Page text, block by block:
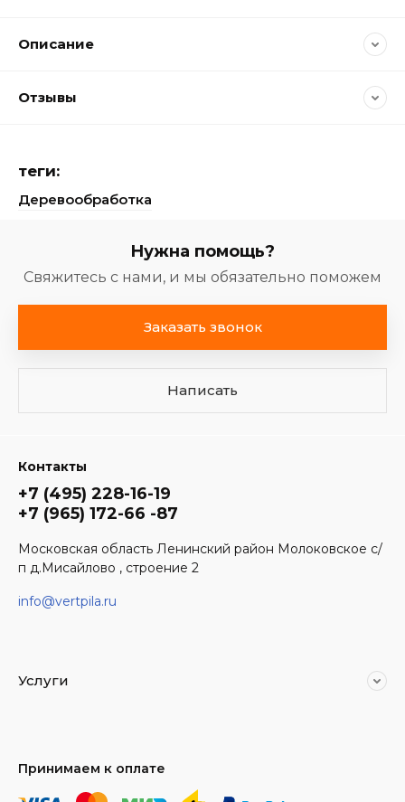
Описание
Отзывы
теги:
Деревообработка
Нужна помощь?
Свяжитесь с нами, и мы обязательно поможем
Заказать звонок
Написать
Контакты
+7 (495) 228-16-19
+7 (965) 172-66 -87
Московская область Ленинский район Молоковское с/
п д.Мисайлово , строение 2
info@vertpila.ru
Услуги
Принимаем к оплате